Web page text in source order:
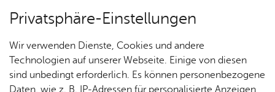
Stadt­ge­schich­te
Privatsphäre-Einstellungen
Wir verwenden Dienste, Cookies und andere
Technologien auf unserer Webseite. Einige von diesen
sind unbedingt erforderlich. Es können personenbezogene
Daten, wie z. B. IP-Adressen für personalisierte Anzeigen